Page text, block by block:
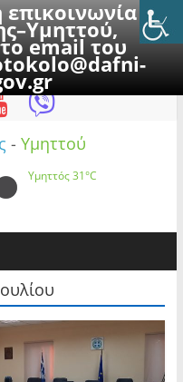
επικοινωνία με
email του
2026
- Υμηττού
Υμηττός31°C